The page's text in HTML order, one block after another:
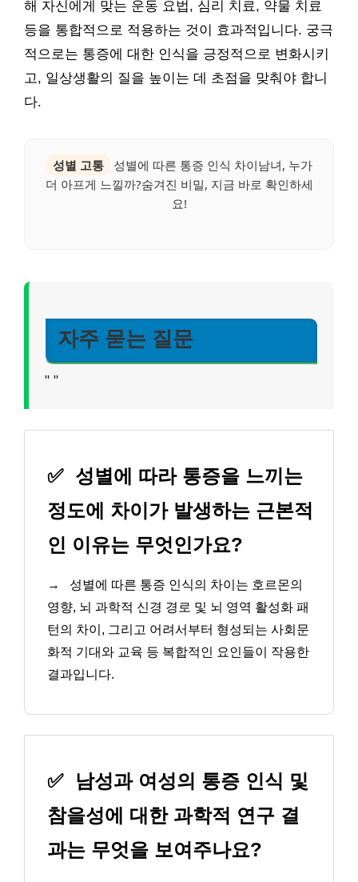
해 자신에게 맞는 운동 요법, 심리 치료, 약물 치료
등을 통합적으로 적용하는 것이 효과적입니다. 궁극
적으로는 통증에 대한 인식을 긍정적으로 변화시키
고, 일상생활의 질을 높이는 데 초점을 맞춰야 합니
다.
성별 고통
성별에 따른 통증 인식 차이남녀, 누가
더 아프게 느낄까?숨겨진 비밀, 지금 바로 확인하세
요!
자주 묻는 질문
" "
✅ 성별에 따라 통증을 느끼는
정도에 차이가 발생하는 근본적
인 이유는 무엇인가요?
→
성별에 따른 통증 인식의 차이는 호르몬의
영향, 뇌 과학적 신경 경로 및 뇌 영역 활성화 패
턴의 차이, 그리고 어려서부터 형성되는 사회문
화적 기대와 교육 등 복합적인 요인들이 작용한
결과입니다.
✅
남성과 여성의 통증 인식 및
참을성에 대한 과학적 연구 결
과는 무엇을 보여주나요?